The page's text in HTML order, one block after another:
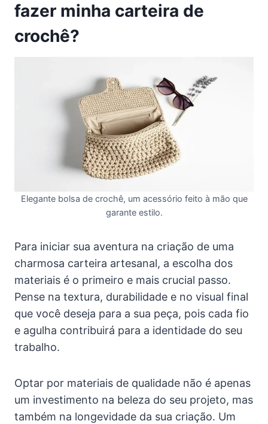
fazer minha carteira de
crochê?
Elegante bolsa de crochê, um acessório feito à mão que
garante estilo.
Para iniciar sua aventura na criação de uma
charmosa carteira artesanal, a escolha dos
materiais é o primeiro e mais crucial passo.
Pense na textura, durabilidade e no visual final
que você deseja para a sua peça, pois cada fio
e agulha contribuirá para a identidade do seu
trabalho.
Optar por materiais de qualidade não é apenas
um investimento na beleza do seu projeto, mas
também na longevidade da sua criação. Um